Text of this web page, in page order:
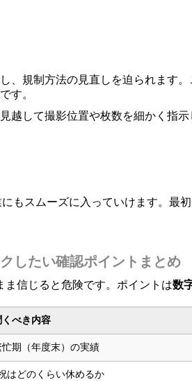
、規制方法の見直しを迫られます
です。
越して撮影位置や枚数を細かく指示
もスムーズに入っていけます。最
したい確認ポイントまとめ
ま信じると危険です。ポイントは数
くべき内容
忙期（年度末）の実績
はどのくらい休めるか